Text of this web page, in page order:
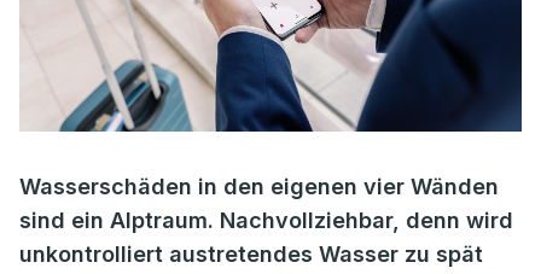
Wasserschäden in den eigenen vier Wänden
sind ein Alptraum. Nachvollziehbar, denn wird
unkontrolliert austretendes Wasser zu spät